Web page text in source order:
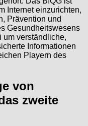
Internet einzurichten,
Prävention und
Gesundheitswesens
um verständliche,
Informationen
Playern des
von
zweite